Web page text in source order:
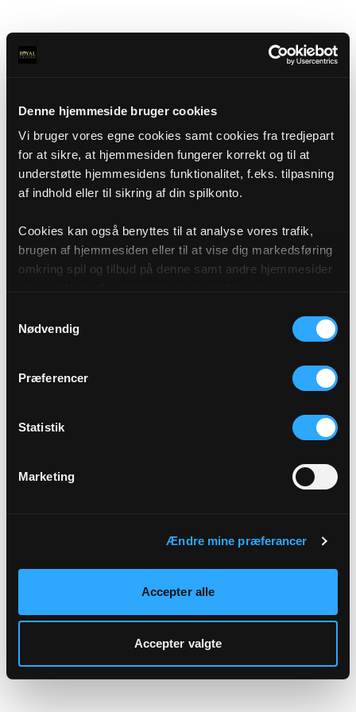
Denne hjemmeside bruger cookies
Vi bruger vores egne cookies samt cookies fra tredjepart
for at sikre, at hjemmesiden fungerer korrekt og til at
understøtte hjemmesidens funktionalitet, f.eks. tilpasning
af indhold eller til sikring af din spilkonto.
Cookies kan også benyttes til at analyse vores trafik,
brugen af hjemmesiden eller til at vise dig markedsføring
omkring spil og tilbud på denne samt andre hjemmesider
af cookies under "Detaljer" eller ved at klikke videre til
vores Cookiepolitik, som du finder i bunden af vores
Nødvendig
Præferencer
Statistik
Marketing
Ændre mine præferancer
Accepter alle
Accepter valgte